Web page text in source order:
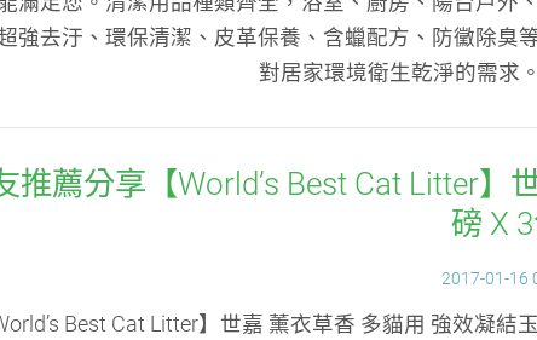
強去汙、環保清潔、皮革保養、含蠟配方、防黴除臭
對居家環境衛生乾淨的需求
推薦分享【World’s Best Cat Litter
磅 X
2017-01-16
Best Cat Litter】世嘉 薰衣草香 多貓用 強效凝